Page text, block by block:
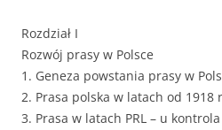
Rozdział I
Rozwój prasy w Polsce
1. Geneza powstania prasy w
2. Prasa polska w latach od 1918
3. Prasa w latach PRL – u